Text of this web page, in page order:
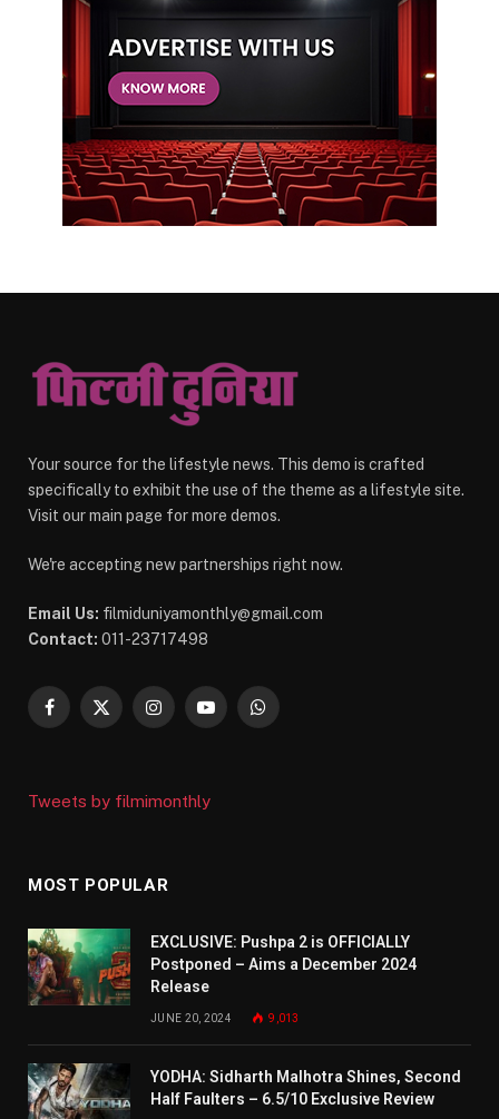
Your source for the lifestyle news. This demo is crafted
specifically to exhibit the use of the theme as a lifestyle site.
Visit our main page for more demos.
We're accepting new partnerships right now.
Email Us: filmiduniyamonthly@gmail.com
Contact: 011-23717498
Facebook
X
InstagramYouTubeWhatsApp
Tweets by filmimonthly
MOST POPULAR
EXCLUSIVE: Pushpa 2 is OFFICIALLY
Postponed – Aims a December 2024
Release
JUNE 20, 2024 9,013
YODHA: Sidharth Malhotra Shines, Second
Half Faulters – 6.5/10 Exclusive Review